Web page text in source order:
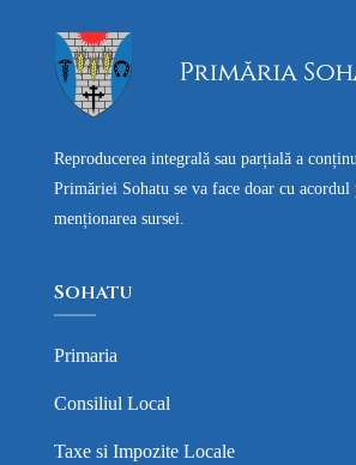
Reproducerea integrală sau parțială a
Primăriei Sohatu se va face doar cu
menționarea sursei.
Sohatu
Primaria
Consiliul Local
Taxe si Impozite Locale